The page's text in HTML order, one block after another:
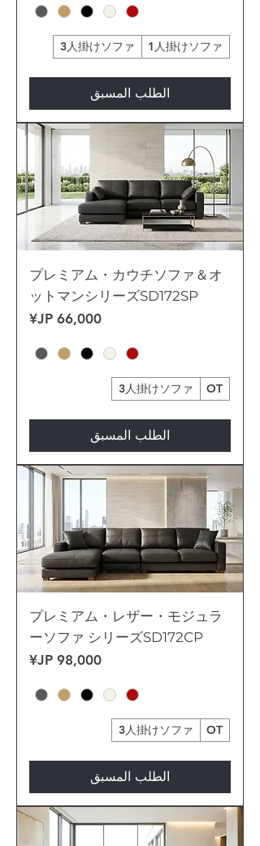
1人掛けソファ
3人掛けソファ
الطلب المسبق
プレミアム・カウチソファ＆オ
ットマンシリーズSD172SP
السعر
OT
3人掛けソファ
الطلب المسبق
プレミアム・レザー・モジュラ
ーソファ シリーズSD172CP
السعر
OT
3人掛けソファ
الطلب المسبق